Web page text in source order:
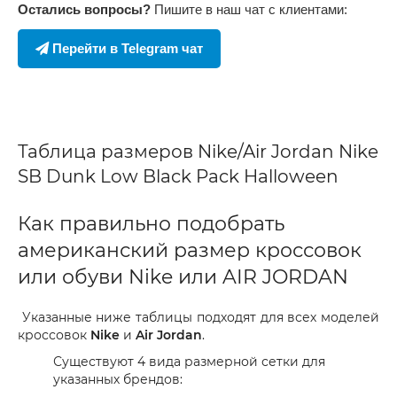
Остались вопросы? Пишите в наш чат с клиентами:
Перейти в Telegram чат
Таблица размеров Nike/Air Jordan Nike
SB Dunk Low Black Pack Halloween
Как правильно подобрать
американский размер кроссовок
или обуви Nike или AIR JORDAN
Указанные ниже таблицы подходят для всех моделей
кроссовок Nike и Air Jordan.
Существуют 4 вида размерной сетки для
указанных брендов: